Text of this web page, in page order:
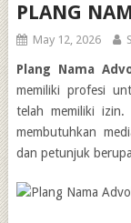
PLANG
May 12, 2026
Plang Nama
memiliki profesi
telah memiliki izin.
membutuhkan
dan petunjuk